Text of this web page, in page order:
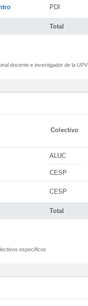
Total
PDI
docente e investigador de la UPV
Colectivo
Total
ALUC
CESP
CESP
específicos